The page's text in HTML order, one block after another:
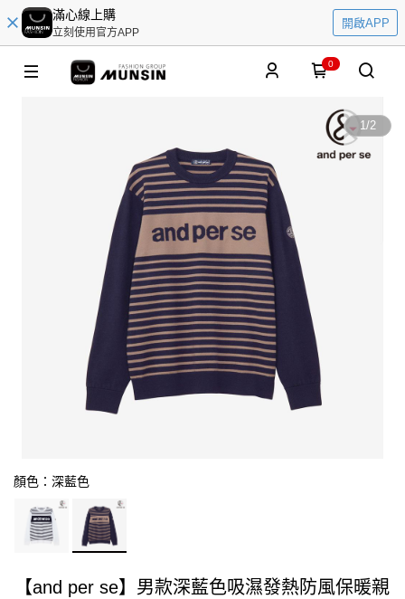
滿心線上購
立刻使用官方APP
開啟APP
0
1/2
顏色：深藍色
【and per se】男款深藍色吸濕發熱防風保暖親